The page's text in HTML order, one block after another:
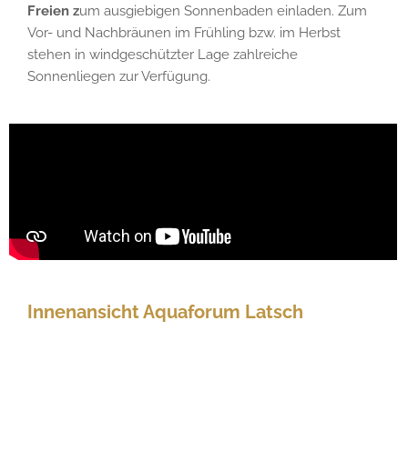
Freien zum ausgiebigen Sonnenbaden einladen. Zum
Vor- und Nachbräunen im Frühling bzw. im Herbst
stehen in windgeschützter Lage zahlreiche
Sonnenliegen zur Verfügung.
Innenansicht Aquaforum Latsch